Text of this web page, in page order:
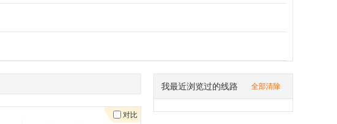
对比
全部清除
我最近浏览过的线路